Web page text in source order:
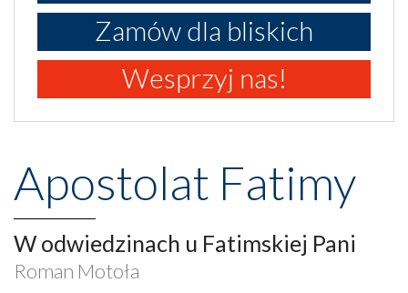
Zamów dla bliskich
Wesprzyj nas!
Apostolat Fatimy
W odwiedzinach u Fatimskiej Pani
Roman Motoła